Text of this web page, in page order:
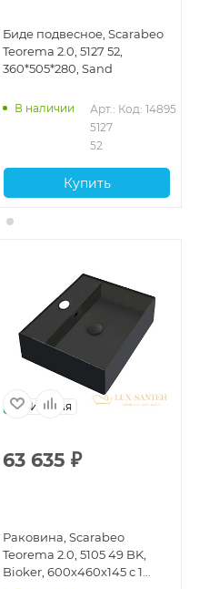
Биде подвесное, Scarabeo
Teorema 2.0, 5127 52,
360*505*280, Sand
В наличии
Арт.:
5127
52
Код: 14895
Купить
Италия
63 635 ₽
Раковина, Scarabeo
Teorema 2.0, 5105 49 BK,
Bioker, 600x460x145 с 1